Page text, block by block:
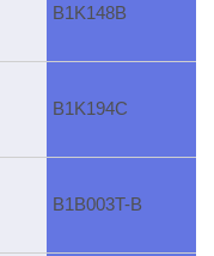
B1K148B
B1K194C
B1B003T-B